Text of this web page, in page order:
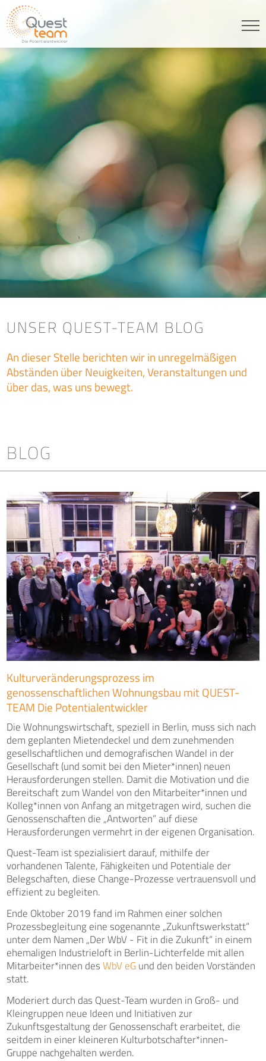
UNSER QUEST-TEAM BLOG
An dieser Stelle berichten wir in unregelmäßigen
Abständen über Neuigkeiten, Veranstaltungen und
über das, was uns bewegt.
BLOG
Kulturveränderungsprozess im
genossenschaftlichen Wohnungsbau mit QUEST-
TEAM Die Potentialentwickler
Die Wohnungswirtschaft, speziell in Berlin, muss sich nach
dem geplanten Mietendeckel und dem zunehmenden
gesellschaftlichen und demografischen Wandel in der
Gesellschaft (und somit bei den Mieter*innen) neuen
Herausforderungen stellen. Damit die Motivation und die
Bereitschaft zum Wandel von den Mitarbeiter*innen und
Kolleg*innen von Anfang an mitgetragen wird, suchen die
Genossenschaften die „Antworten“ auf diese
Herausforderungen vermehrt in der eigenen Organisation.
Quest-Team ist spezialisiert darauf, mithilfe der
vorhandenen Talente, Fähigkeiten und Potentiale der
Belegschaften, diese Change-Prozesse vertrauensvoll und
effizient zu begleiten.
Ende Oktober 2019 fand im Rahmen einer solchen
Prozessbegleitung eine sogenannte „Zukunftswerkstatt“
unter dem Namen „Der WbV - Fit in die Zukunft“ in einem
ehemaligen Industrieloft in Berlin-Lichterfelde mit allen
Mitarbeiter*innen desWbV eGund den beiden Vorständen
statt.
Moderiert durch das Quest-Team wurden in Groß- und
Kleingruppen neue Ideen und Initiativen zur
Zukunftsgestaltung der Genossenschaft erarbeitet, die
seitdem in einer kleineren Kulturbotschafter*innen-
Gruppe nachgehalten werden.